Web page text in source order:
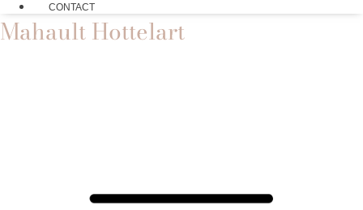
CONTACT
Mahault Hottelart